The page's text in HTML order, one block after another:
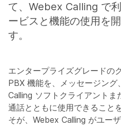
て、Webex Calling で
ービスと機能の使用を
す。
エンタープライズグレードの
PBX 機能を、メッセージン
Calling ソフトクライアント
通話とともに使用できること
そが、Webex Calling がユー